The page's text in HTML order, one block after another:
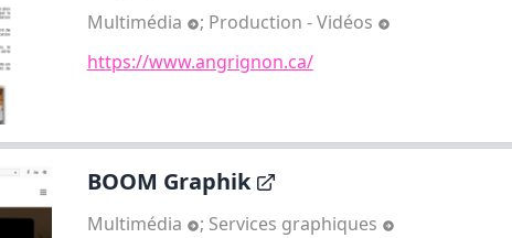
Multimédia ; Production - Vidéos
https://www.angrignon.ca/
BOOM Graphik
Multimédia ; Services graphiques